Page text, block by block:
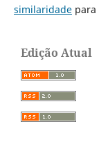
similaridadepara
Edição Atual